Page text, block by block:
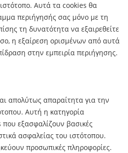
Αυτά τα cookies θα
περιήγησής σας μόνο με τη
τη δυνατότητα να εξαιρεθείτε
η εξαίρεση ορισμένων από αυτά
στην εμπειρία περιήγησης.
απολύτως απαραίτητα για την
Αυτή η κατηγορία
εξασφαλίζουν βασικές
ασφαλείας του ιστότοπου.
προσωπικές πληροφορίες.